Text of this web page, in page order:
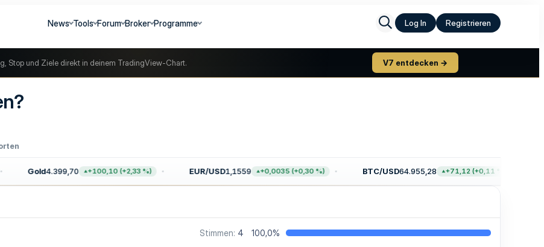
News Tools Forum Broker Programme Log In Registrieren
Stop und Ziele direkt in deinem TradingView-Chart. V7 entdecken →
4.399,70 +100,10 (+2,33 %) EUR/USD1,1559 +0,0035 (+0,30 %) BTC/USD64.955,28 +71,12 (+0,11 %)
Stimmen: 4 100,0%